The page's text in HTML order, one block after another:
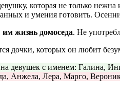
которая не только
и умения готовить.
жизнь домоседа. Не
дочки, которых он любит
девушек с именем: Галина,
Анжела, Лера, Марго,